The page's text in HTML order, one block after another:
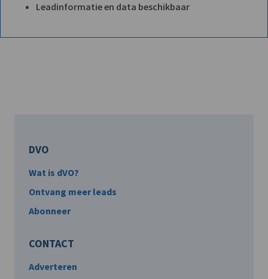
Leadinformatie en data beschikbaar
DVO
Wat is dVO?
Ontvang meer leads
Abonneer
CONTACT
Adverteren